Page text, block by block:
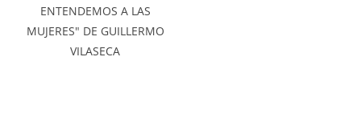
ENTENDEMOS A LAS
MUJERES" DE GUILLERMO
VILASECA